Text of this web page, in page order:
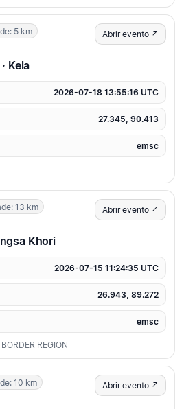
5 km Abrir evento ↗
Kela
2026-07-18 13:55:16 UTC
27.345, 90.413
emsc
13 km Abrir evento ↗
Khori
2026-07-15 11:24:35 UTC
26.943, 89.272
emsc
REGION
10 km Abrir evento ↗